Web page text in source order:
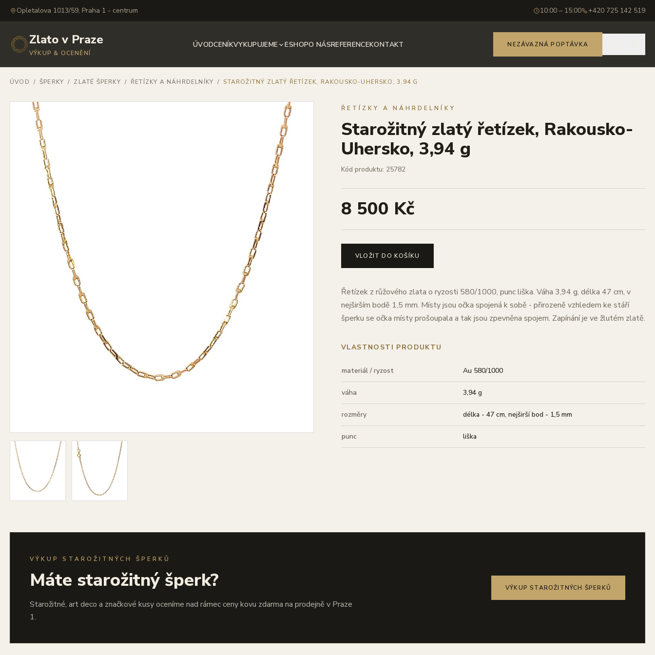
Opletalova 1013/59, Praha 1 - centrum 10:00 – 15:00 +420 725 142 519
Zlato v Praze
VÝKUP & OCENĚNÍ
ÚVODCENÍKVYKUPUJEME ESHOPO NÁSREFERENCEKONTAKT NEZÁVAZNÁ POPTÁVKA
ÚVOD / ŠPERKY / ZLATÉ ŠPERKY / ŘETÍZKY A NÁHRDELNÍKY / STAROŽITNÝ ZLATÝ ŘETÍZEK, RAKOUSKO-UHERSKO, 3,94 G
ŘETÍZKY A NÁHRDELNÍKY
Starožitný zlatý řetízek, Rakousko-
Uhersko, 3,94 g
Kód produktu: 25782
8 500 Kč
VLOŽIT DO KOŠÍKU
Řetízek z růžového zlata o ryzosti 580/1000, punc liška. Váha 3,94 g, délka 47 cm, v
nejširším bodě 1,5 mm. Místy jsou očka spojená k sobě - přirozeně vzhledem ke stáří
šperku se očka místy prošoupala a tak jsou zpevněna spojem. Zapínání je ve žlutém zlatě.
VLASTNOSTI PRODUKTU
materiál / ryzost Au 580/1000
váha 3,94 g
rozměry délka - 47 cm, nejširší bod - 1,5 mm
punc liška
VÝKUP STAROŽITNÝCH ŠPERKŮ
Máte starožitný šperk?
Starožitné, art deco a značkové kusy oceníme nad rámec ceny kovu zdarma na prodejně v Praze
1.
VÝKUP STAROŽITNÝCH ŠPERKŮ